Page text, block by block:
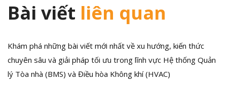
Bài viết liên quan
Khám phá những bài viết mới nhất về xu hướng, kiến thức
chuyên sâu và giải pháp tối ưu trong lĩnh vực Hệ thống Quản
lý Tòa nhà (BMS) và Điều hòa Không khí (HVAC)